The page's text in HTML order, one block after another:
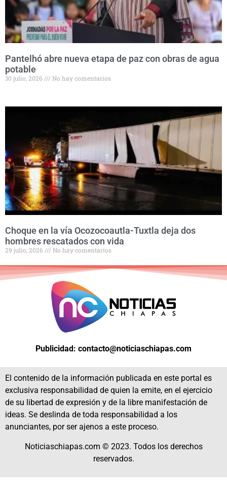
Pantelhó abre nueva etapa de paz con obras de agua
potable
30 julio, 2026 No hay comentarios
Choque en la vía Ocozocoautla-Tuxtla deja dos
hombres rescatados con vida
29 julio, 2026 No hay comentarios
Publicidad: contacto@noticiaschiapas.com
El contenido de la información publicada en este portal es
exclusiva responsabilidad de quien la emite, en el ejercicio
de su libertad de expresión y de la libre manifestación de
ideas. Se deslinda de toda responsabilidad a los
anunciantes, por ser ajenos a este proceso.
Noticiaschiapas.com © 2023. Todos los derechos
reservados.